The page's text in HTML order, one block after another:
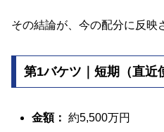
その結論が、今の配分に反映
第1バケツ｜短期（直近
金額： 約5,500万円